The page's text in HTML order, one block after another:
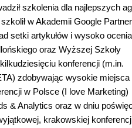
szkolenia dla najlepszych
w Akademii Google
setki artykułów i wysoko
oraz Wyższej Szkoły
konferencji (m.in.
zdobywając wysokie miejsca
w Polsce (I love Marketing)
& Analytics oraz w dniu
krakowskiej